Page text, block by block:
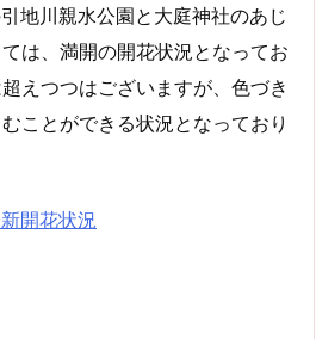
地川親水公園と大庭神社のあじ
は、満開の開花状況となってお
えつつはございますが、色づき
ことができる状況となっており
開花状況